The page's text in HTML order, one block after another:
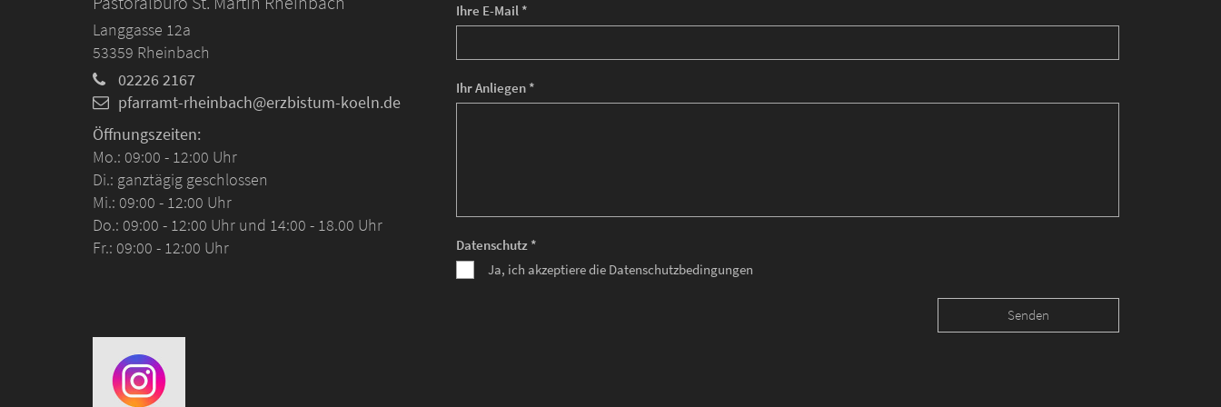
Ihre E-Mail *
Ihr Anliegen *
Datenschutz *
Ja, ich akzeptiere die Datenschutzbedingungen
Langgasse 12a
53359 Rheinbach
02226 2167
pfarramt-rheinbach@erzbistum-koeln.de
Öffnungszeiten:
Mo.: 09:00 - 12:00 Uhr
Di.: ganztägig geschlossen
Mi.: 09:00 - 12:00 Uhr
Do.: 09:00 - 12:00 Uhr und 14:00 - 18.00 Uhr
Fr.: 09:00 - 12:00 Uhr